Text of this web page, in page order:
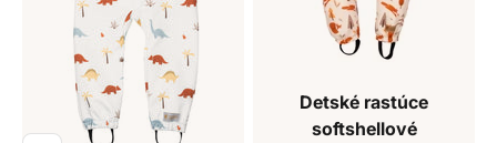
Detské rastúce
softshellové